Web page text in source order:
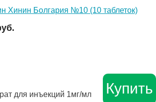
Хинин Болгария №10 (10 таблеток)
для инъекций 1мг/мл
Купить